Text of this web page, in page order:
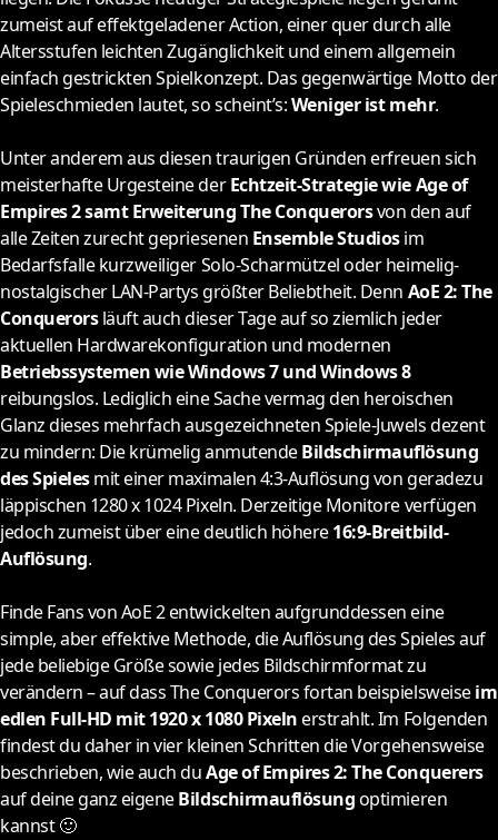
zumeist auf effektgeladener Action, einer quer durch alle
Altersstufen leichten Zugänglichkeit und einem allgemein
einfach gestrickten Spielkonzept. Das gegenwärtige Motto der
Spieleschmieden lautet, so scheint’s:Weniger ist mehr.
Unter anderem aus diesen traurigen Gründen erfreuen sich
meisterhafte Urgesteine derEchtzeit-Strategie wie Age of
Empires 2 samt Erweiterung The Conquerorsvon den auf
alle Zeiten zurecht gepriesenen Ensemble Studiosim
Bedarfsfalle kurzweiliger Solo-Scharmützel oder heimelig-
nostalgischer LAN-Partys größter Beliebtheit. Denn AoE 2: The
Conquerorsläuft auch dieser Tage auf so ziemlich jeder
aktuellen Hardwarekonfiguration und modernen
Betriebssystemen wie Windows 7 und Windows 8
reibungslos. Lediglich eine Sache vermag den heroischen
Glanz dieses mehrfach ausgezeichneten Spiele-Juwels dezent
zu mindern: Die krümelig anmutendeBildschirmauflösung
des Spielesmit einer maximalen 4:3-Auflösung von geradezu
läppischen 1280 x 1024 Pixeln. Derzeitige Monitore verfügen
jedoch zumeist über eine deutlich höhere16:9-Breitbild-
Auflösung.
Finde Fans von AoE 2 entwickelten aufgrunddessen eine
simple, aber effektive Methode, die Auflösung des Spieles auf
jede beliebige Größe sowie jedes Bildschirmformat zu
verändern – auf dass The Conquerors fortan beispielsweiseim
edlen Full-HD mit 1920 x 1080 Pixelnerstrahlt. Im Folgenden
findest du daher in vier kleinen Schritten die Vorgehensweise
beschrieben, wie auch duAge of Empires 2: The Conquerers
auf deine ganz eigeneBildschirmauflösungoptimieren
kannst 🙂